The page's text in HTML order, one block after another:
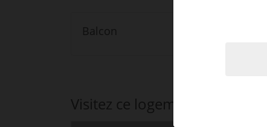
Balcon
Visitez ce logement